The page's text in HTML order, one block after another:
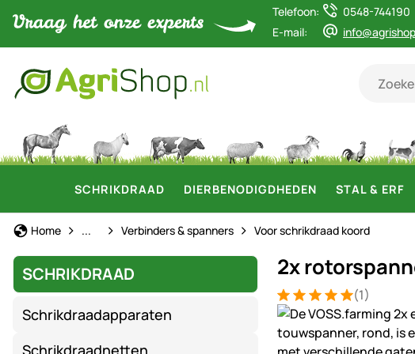
Telefoon:
0548-744190
E-mail:
SCHRIKDRAAD DIERBENODIGDHEDEN STAL & ERF
Home Schrikdraad
... Verbinders & spanners Voor schrikdraad koord
SCHRIKDRAAD
Schrikdraadapparaten
Schrikdraadnetten
2x
Beoordeling: 5 van 5 (1
1 Bewertung (1)
Productgalerij